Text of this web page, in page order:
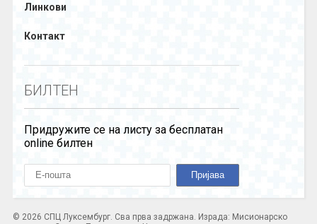
Линкови
Контакт
БИЛТЕН
Придружите се на листу за бесплатан
online билтен
© 2026 СПЦ Луксембург. Сва прва задржана. Израда: Мисионарско